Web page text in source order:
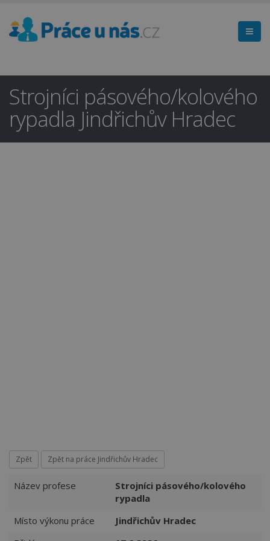
Strojníci pásového/kolového
rypadla Jindřichův Hradec
Zpět Zpět na práce Jindřichův Hradec
Název profese
Strojníci pásového/kolového
rypadla
Místo výkonu práce
Jindřichův Hradec
×
Hledáte práci